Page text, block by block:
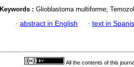
Keywords : Glioblastoma multiforme;
· abstract in English · text in
All the contents of this